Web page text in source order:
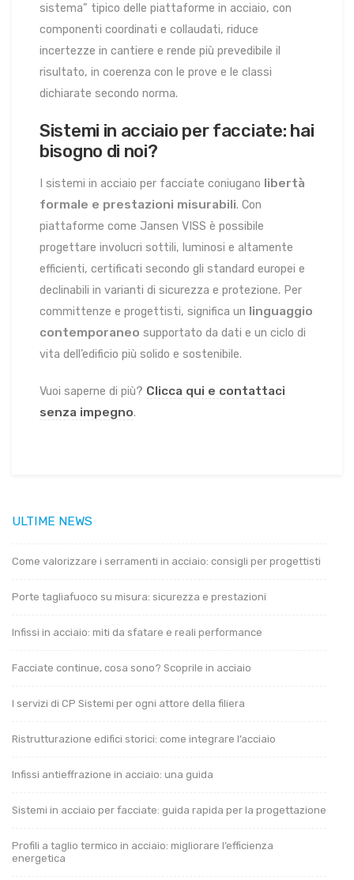
sistema” tipico delle piattaforme in acciaio, con
componenti coordinati e collaudati, riduce
incertezze in cantiere e rende più prevedibile il
risultato, in coerenza con le prove e le classi
dichiarate secondo norma.
Sistemi in acciaio per facciate: hai
bisogno di noi?
I sistemi in acciaio per facciate coniugano libertà
formale e prestazioni misurabili. Con
piattaforme come Jansen VISS è possibile
progettare involucri sottili, luminosi e altamente
efficienti, certificati secondo gli standard europei e
declinabili in varianti di sicurezza e protezione. Per
committenze e progettisti, significa un linguaggio
contemporaneo supportato da dati e un ciclo di
vita dell’edificio più solido e sostenibile.
Vuoi saperne di più? Clicca qui e contattaci
senza impegno.
ULTIME NEWS
Come valorizzare i serramenti in acciaio: consigli per progettisti
Porte tagliafuoco su misura: sicurezza e prestazioni
Infissi in acciaio: miti da sfatare e reali performance
Facciate continue, cosa sono? Scoprile in acciaio
I servizi di CP Sistemi per ogni attore della filiera
Ristrutturazione edifici storici: come integrare l’acciaio
Infissi antieffrazione in acciaio: una guida
Sistemi in acciaio per facciate: guida rapida per la progettazione
Profili a taglio termico in acciaio: migliorare l’efficienza
energetica